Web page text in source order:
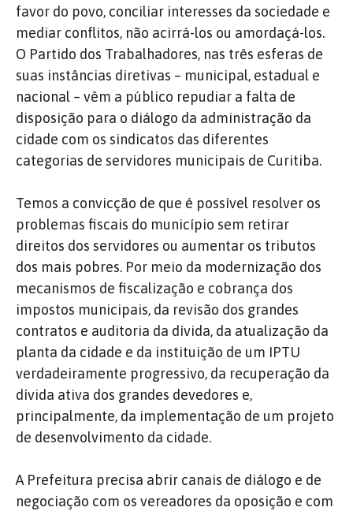
favor do povo, conciliar interesses da sociedade e
mediar conflitos, não acirrá-los ou amordaçá-los.
O Partido dos Trabalhadores, nas três esferas de
suas instâncias diretivas – municipal, estadual e
nacional – vêm a público repudiar a falta de
disposição para o diálogo da administração da
cidade com os sindicatos das diferentes
categorias de servidores municipais de Curitiba.
Temos a convicção de que é possível resolver os
problemas fiscais do município sem retirar
direitos dos servidores ou aumentar os tributos
dos mais pobres. Por meio da modernização dos
mecanismos de fiscalização e cobrança dos
impostos municipais, da revisão dos grandes
contratos e auditoria da dívida, da atualização da
planta da cidade e da instituição de um IPTU
verdadeiramente progressivo, da recuperação da
dívida ativa dos grandes devedores e,
principalmente, da implementação de um projeto
de desenvolvimento da cidade.
A Prefeitura precisa abrir canais de diálogo e de
negociação com os vereadores da oposição e com